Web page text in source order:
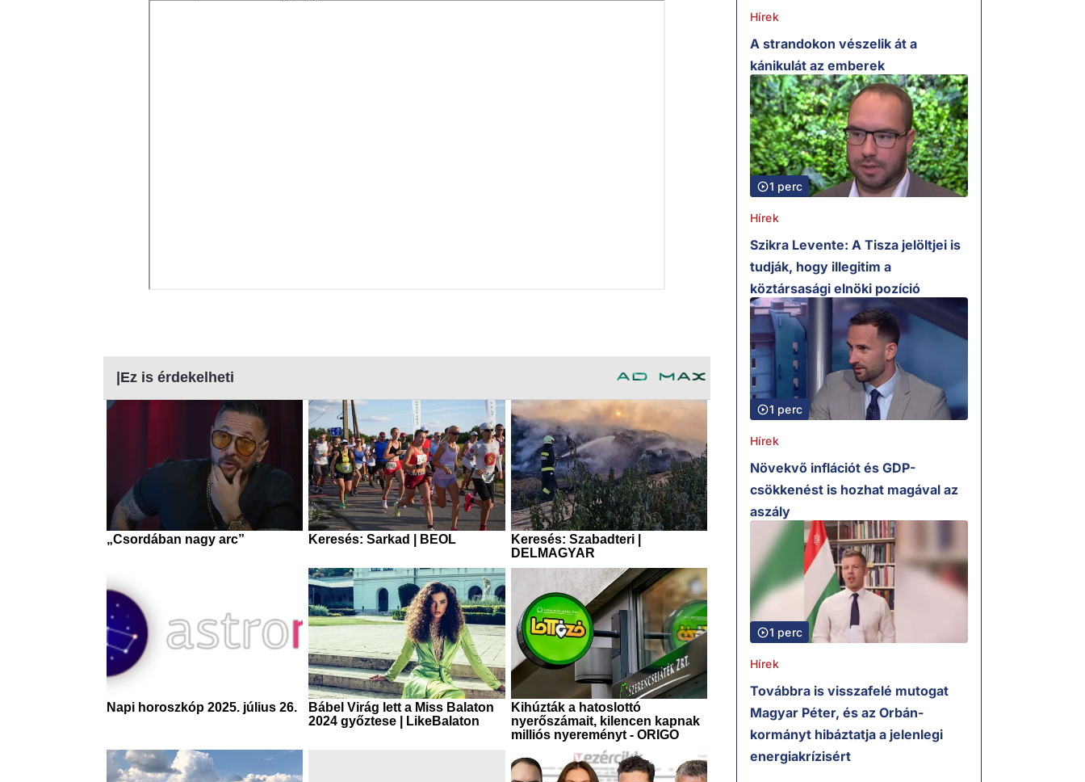
Hírek
A strandokon vészelik át a
kánikulát az emberek
1 perc
Hírek
Szikra Levente: A Tisza jelöltjei is
tudják, hogy illegitim a
köztársasági elnöki pozíció
1 perc
Hírek
Növekvő inflációt és GDP-
csökkenést is hozhat magával az
aszály
1 perc
Hírek
Továbbra is visszafelé mutogat
Magyar Péter, és az Orbán-
kormányt hibáztatja a jelenlegi
energiakrízisért